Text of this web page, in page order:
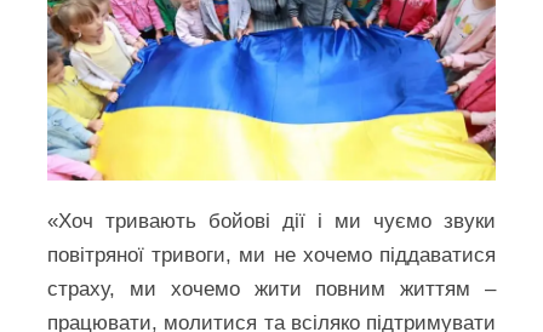
«Хоч тривають бойові дії і ми чуємо звуки
повітряної тривоги, ми не хочемо піддаватися
страху, ми хочемо жити повним життям –
працювати, молитися та всіляко підтримувати